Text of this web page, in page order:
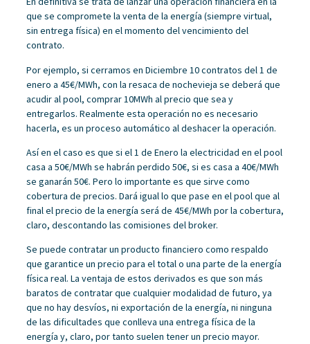
que se compromete la venta de la energía (siempre virtual,
sin entrega física) en el momento del vencimiento del
contrato.
Por ejemplo, si cerramos en Diciembre 10 contratos del 1 de
enero a 45€/MWh, con la resaca de nochevieja se deberá que
acudir al pool, comprar 10MWh al precio que sea y
entregarlos. Realmente esta operación no es necesario
hacerla, es un proceso automático al deshacer la operación.
Así en el caso es que si el 1 de Enero la electricidad en el pool
casa a 50€/MWh se habrán perdido 50€, si es casa a 40€/MWh
se ganarán 50€. Pero lo importante es que sirve como
cobertura de precios. Dará igual lo que pase en el pool que al
final el precio de la energía será de 45€/MWh por la cobertura,
claro, descontando las comisiones del broker.
Se puede contratar un producto financiero como respaldo
que garantice un precio para el total o una parte de la energía
física real. La ventaja de estos derivados es que son más
baratos de contratar que cualquier modalidad de futuro, ya
que no hay desvíos, ni exportación de la energía, ni ninguna
de las dificultades que conlleva una entrega física de la
energía y, claro, por tanto suelen tener un precio mayor.